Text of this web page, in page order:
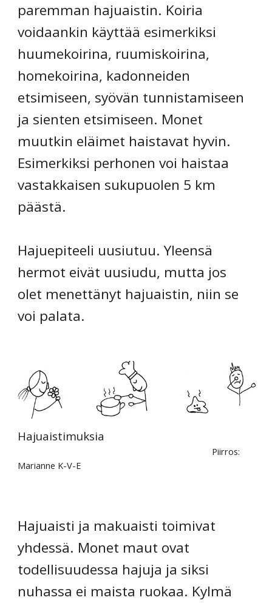
paremman hajuaistin. Koiria
voidaankin käyttää esimerkiksi
huumekoirina, ruumiskoirina,
homekoirina, kadonneiden
etsimiseen, syövän tunnistamiseen
ja sienten etsimiseen. Monet
muutkin eläimet haistavat hyvin.
Esimerkiksi perhonen voi haistaa
vastakkaisen sukupuolen 5 km
päästä.
Hajuepiteeli uusiutuu. Yleensä
hermot eivät uusiudu, mutta jos
olet menettänyt hajuaistin, niin se
voi palata.
Hajuaistimuksia
Piirros:
Marianne K-V-E
Hajuaisti ja makuaisti toimivat
yhdessä. Monet maut ovat
todellisuudessa hajuja ja siksi
nuhassa ei maista ruokaa. Kylmä